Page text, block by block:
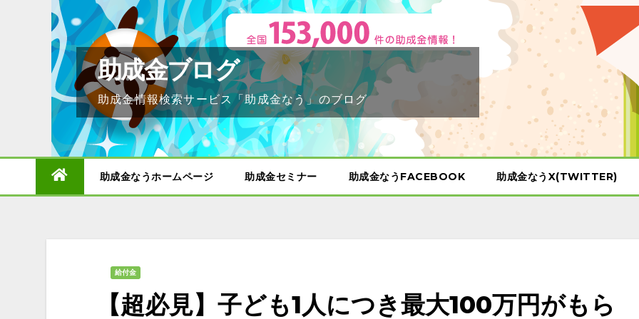
助成金ブログ
助成金情報検索サービス「助成金なう」のブログ
助成金なうホームページ 助成金セミナー 助成金なうFACEBOOK 助成金なうX(TWITTER)
給付金
【超必見】子ども1人につき最大100万円がもら